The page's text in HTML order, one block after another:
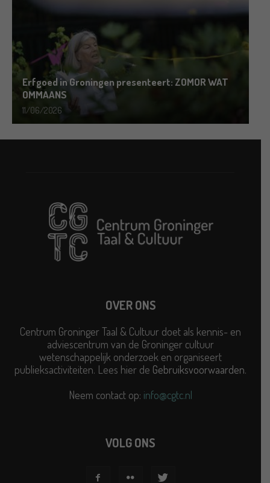
Erfgoed in Groningen presenteert: ZOMOR WAT
OMMAANS
11/06/2026
OVER ONS
Centrum Groninger Taal & Cultuur doet als kennis- en
adviescentrum van de Groninger cultuur
wetenschappelijk onderzoek en organiseert
publieksactiviteiten. Lees hier de Gebruiksvoorwaarden.
Neem contact op: info@cgtc.nl
VOLG ONS